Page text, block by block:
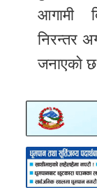
आगामी
निरन्तर
जनाएकाे